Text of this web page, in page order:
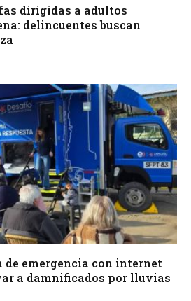
dirigidas a adultos
delincuentes buscan
de emergencia con internet
a damnificados por lluvias